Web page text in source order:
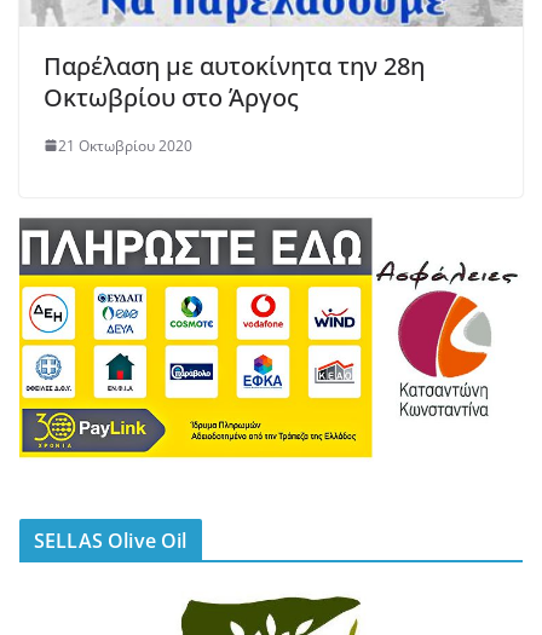
Παρέλαση με αυτοκίνητα την 28η
Οκτωβρίου στο Άργος
21 Οκτωβρίου 2020
SELLAS Olive Oil